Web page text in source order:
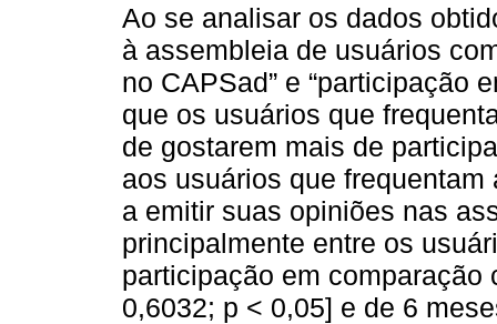
Ao se analisar os dados
à assembleia de usuários
no CAPSad” e “participação
que os usuários que
de gostarem mais de
aos usuários que
a emitir suas opiniões nas
principalmente entre os
participação em comparação
0,6032; p < 0,05] e de 6